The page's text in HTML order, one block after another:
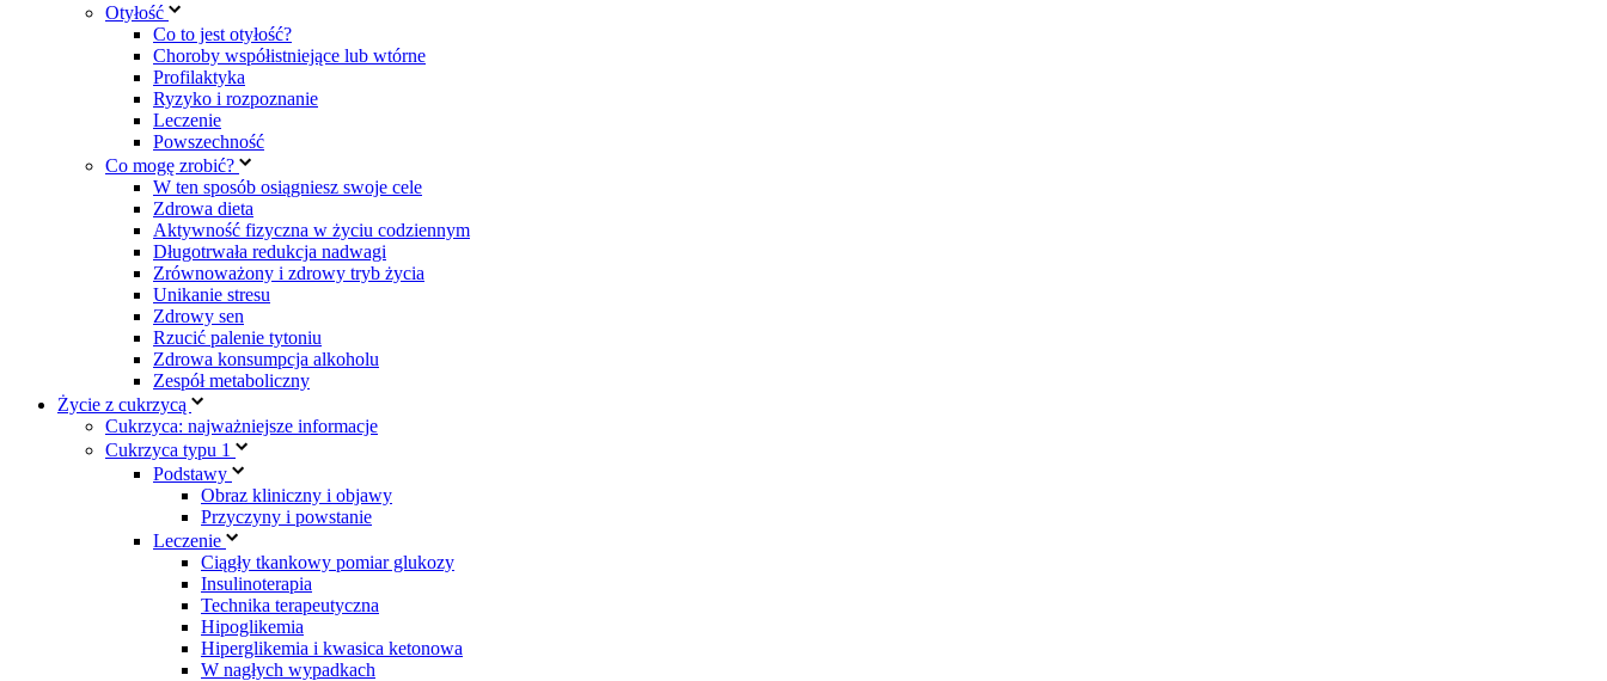
Otyłość
Co to jest otyłość?
Choroby współistniejące lub wtórne
Profilaktyka
Ryzyko i rozpoznanie
Leczenie
Powszechność
Co mogę zrobić?
W ten sposób osiągniesz swoje cele
Zdrowa dieta
Aktywność fizyczna w życiu codziennym
Długotrwała redukcja nadwagi
Zrównoważony i zdrowy tryb życia
Unikanie stresu
Zdrowy sen
Rzucić palenie tytoniu
Zdrowa konsumpcja alkoholu
Zespół metaboliczny
Życie z cukrzycą
Cukrzyca: najważniejsze informacje
Cukrzyca typu 1
Podstawy
Obraz kliniczny i objawy
Przyczyny i powstanie
Leczenie
Ciągły tkankowy pomiar glukozy
Insulinoterapia
Technika terapeutyczna
Hipoglikemia
Hiperglikemia i kwasica ketonowa
W nagłych wypadkach